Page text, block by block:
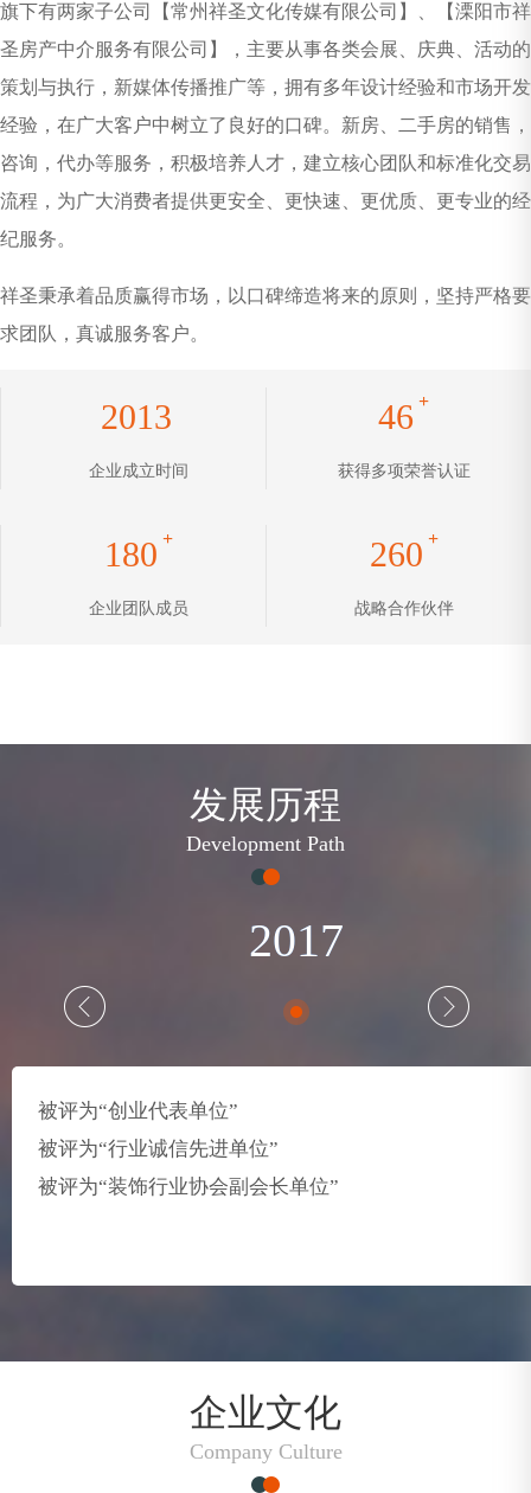
旗下有两家子公司【常州祥圣文化传媒有限公司】、【溧阳市祥
圣房产中介服务有限公司】，主要从事各类会展、庆典、活动的
策划与执行，新媒体传播推广等，拥有多年设计经验和市场开发
经验，在广大客户中树立了良好的口碑。新房、二手房的销售，
咨询，代办等服务，积极培养人才，建立核心团队和标准化交易
流程，为广大消费者提供更安全、更快速、更优质、更专业的经
纪服务。
祥圣秉承着品质赢得市场，以口碑缔造将来的原则，坚持严格要
求团队，真诚服务客户。
2013
企业成立时间
46 +
获得多项荣誉认证
180 +
企业团队成员
260 +
战略合作伙伴
发展历程
Development Path
2017
被评为“创业代表单位”
被评为“行业诚信先进单位”
被评为“装饰行业协会副会长单位”
企业文化
Company Culture